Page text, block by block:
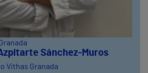
Sánchez-Muros
Vithas Granada